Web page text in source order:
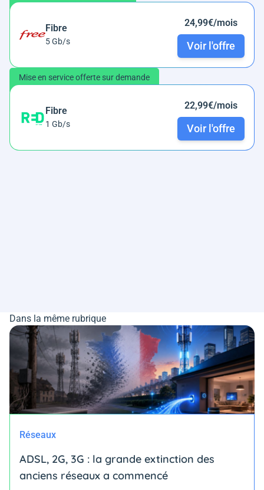
Fibre
5 Gb/s
24,99€/mois
Voir l'offre
Mise en service offerte sur demande
Fibre
1 Gb/s
22,99€/mois
Voir l'offre
Dans la même rubrique
Réseaux
ADSL, 2G, 3G : la grande extinction des
anciens réseaux a commencé